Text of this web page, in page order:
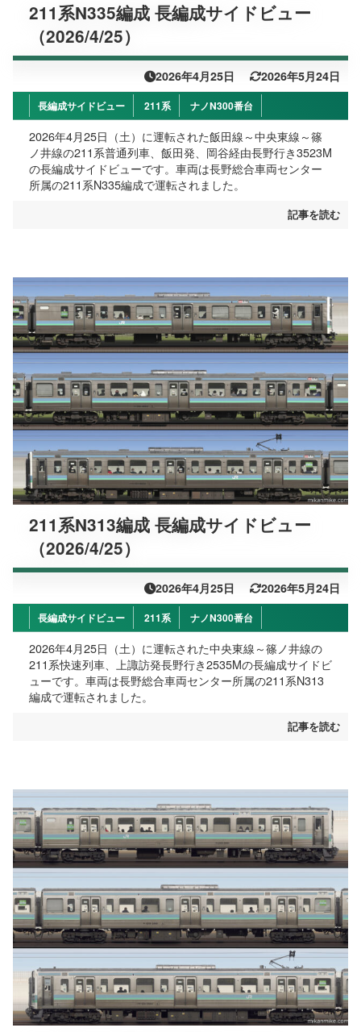
211系N335編成 長編成サイドビュー
（2026/4/25）
2026年4月25日 2026年5月24日
長編成サイドビュー 211系 ナノN300番台
2026年4月25日（土）に運転された飯田線～中央東線～篠
ノ井線の211系普通列車、飯田発、岡谷経由長野行き3523M
の長編成サイドビューです。車両は長野総合車両センター
所属の211系N335編成で運転されました。
記事を読む
211系N313編成 長編成サイドビュー
（2026/4/25）
2026年4月25日 2026年5月24日
長編成サイドビュー 211系 ナノN300番台
2026年4月25日（土）に運転された中央東線～篠ノ井線の
211系快速列車、上諏訪発長野行き2535Mの長編成サイドビ
ューです。車両は長野総合車両センター所属の211系N313
編成で運転されました。
記事を読む